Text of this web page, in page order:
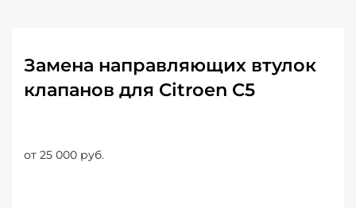
Замена направляющих втулок
клапанов для Citroen C5
от 25 000 руб.